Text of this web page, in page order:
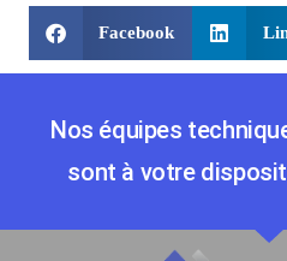
Facebook
Nos équipes
sont à votre